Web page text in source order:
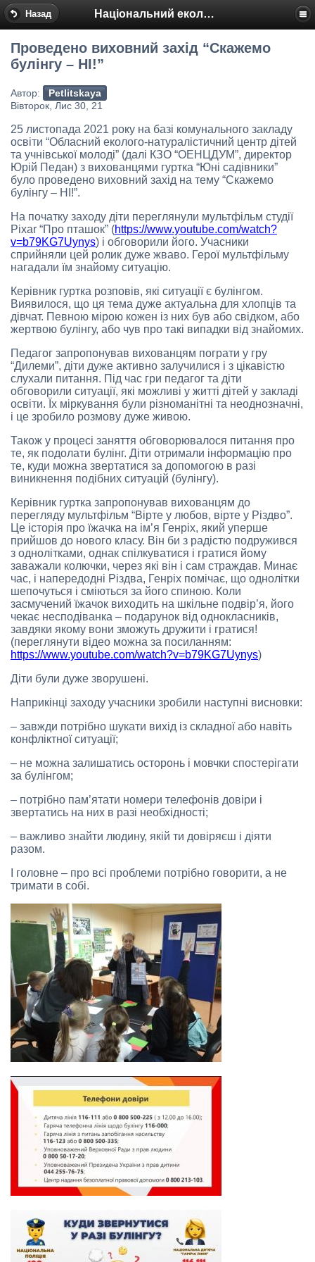
Назад Національний еколого-натуралістичний центр
Проведено виховний захід “Скажемо
булінгу – НІ!”
Автор:
Petlitskaya
Вівторок, Лис 30, 21
25 листопада 2021 року на базі комунального закладу
освіти “Обласний еколого-натуралістичний центр дітей
та учнівської молоді” (далі КЗО “ОЕНЦДУМ”, директор
Юрій Педан) з вихованцями гуртка “Юні садівники”
було проведено виховний захід на тему “Скажемо
булінгу – НІ!”.
На початку заходу діти переглянули мультфільм студії
Pixar “Про пташок” (https://www.youtube.com/watch?
v=b79KG7Uynys) і обговорили його. Учасники
сприйняли цей ролик дуже жваво. Герої мультфільму
нагадали їм знайому ситуацію.
Керівник гуртка розповів, які ситуації є булінгом.
Виявилося, що ця тема дуже актуальна для хлопців та
дівчат. Певною мірою кожен із них був або свідком, або
жертвою булінгу, або чув про такі випадки від знайомих.
Педагог запропонував вихованцям пограти у гру
“Дилеми”, діти дуже активно залучилися і з цікавістю
слухали питання. Під час гри педагог та діти
обговорили ситуації, які можливі у житті дітей у закладі
освіти. Їх міркування були різноманітні та неоднозначні,
і це зробило розмову дуже живою.
Також у процесі заняття обговорювалося питання про
те, як подолати булінг. Діти отримали інформацію про
те, куди можна звертатися за допомогою в разі
виникнення подібних ситуацій (булінгу).
Керівник гуртка запропонував вихованцям до
перегляду мультфільм “Вірте у любов, вірте у Різдво”.
Це історія про їжачка на ім’я Генріх, який уперше
прийшов до нового класу. Він би з радістю подружився
з однолітками, однак спілкуватися і гратися йому
заважали колючки, через які він і сам страждав. Минає
час, і напередодні Різдва, Генріх помічає, що однолітки
шепочуться і сміються за його спиною. Коли
засмучений їжачок виходить на шкільне подвір’я, його
чекає несподіванка – подарунок від однокласників,
завдяки якому вони зможуть дружити і гратися!
(переглянути відео можна за посиланням:
https://www.youtube.com/watch?v=b79KG7Uynys)
Діти були дуже зворушені.
Наприкінці заходу учасники зробили наступні висновки:
– завжди потрібно шукати вихід із складної або навіть
конфліктної ситуації;
– не можна залишатись осторонь і мовчки спостерігати
за булінгом;
– потрібно пам’ятати номери телефонів довіри і
звертатись на них в разі необхідності;
– важливо знайти людину, якій ти довіряєш і діяти
разом.
І головне – про всі проблеми потрібно говорити, а не
тримати в собі.